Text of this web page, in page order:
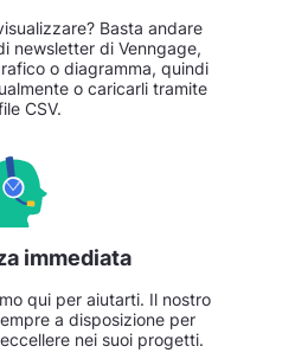
Basta andare
newsletter di Venngage,
o diagramma, quindi
o caricarli tramite
CSV.
immediata
qui per aiutarti. Il nostro
a disposizione per
nei suoi progetti.